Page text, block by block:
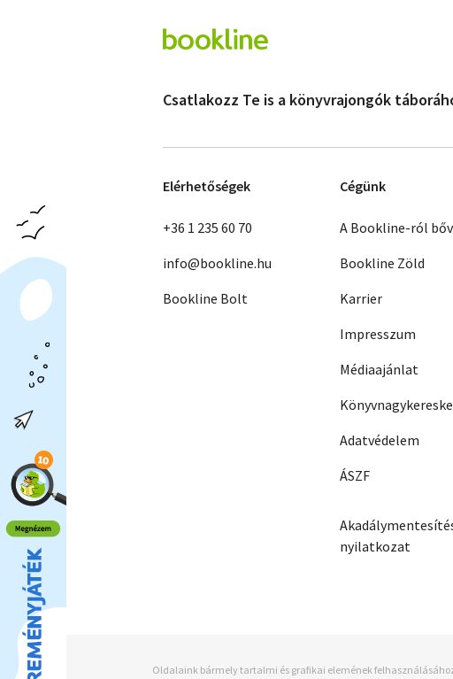
Csatlakozz Te is a könyvrajongók
Elérhetőségek
+36 1 235 60 70
info@bookline.hu
Bookline Bolt
Cégünk
A Bookline-ról
Bookline Zöld
Karrier
Impresszum
Médiaajánlat
Adatvédelem
ÁSZF
nyilatkozat
Oldalaink bármely tartalmi és grafikai elemének